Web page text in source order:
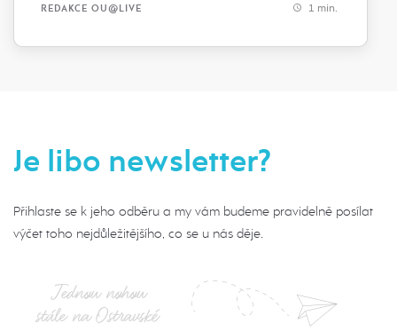
REDAKCE OU@LIVE 1 min.
Je libo newsletter?
Přihlaste se k jeho odběru a my vám budeme pravidelně posílat
výčet toho nejdůležitějšího, co se u nás děje.
Jednou nohou
stále na Ostravské